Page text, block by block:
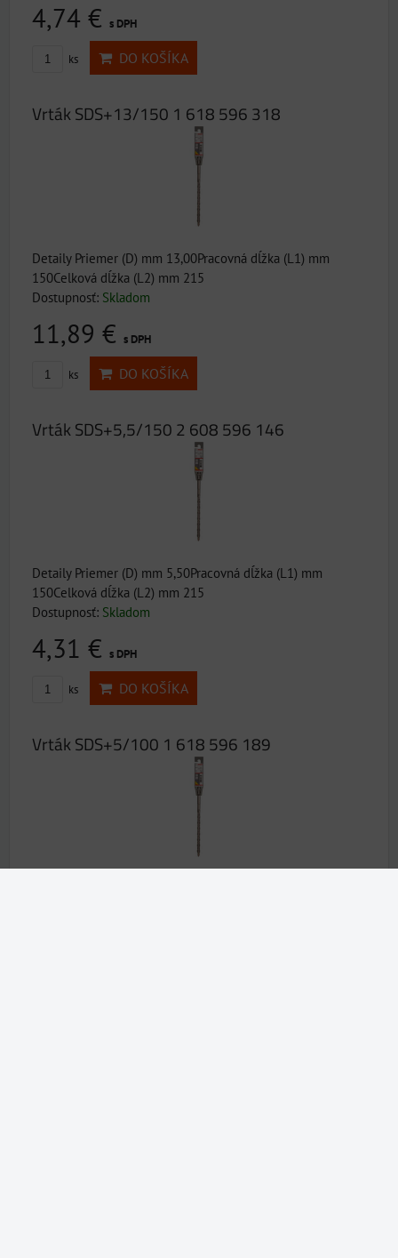
4,74 € s DPH
ks DO KOŠÍKA
Vrták SDS+13/150 1 618 596 318
Detaily Priemer (D) mm 13,00Pracovná dĺžka (L1) mm
150Celková dĺžka (L2) mm 215
Dostupnosť: Skladom
11,89 € s DPH
ks DO KOŠÍKA
Vrták SDS+5,5/150 2 608 596 146
Detaily Priemer (D) mm 5,50Pracovná dĺžka (L1) mm
150Celková dĺžka (L2) mm 215
Dostupnosť: Skladom
4,31 € s DPH
ks DO KOŠÍKA
Vrták SDS+5/100 1 618 596 189